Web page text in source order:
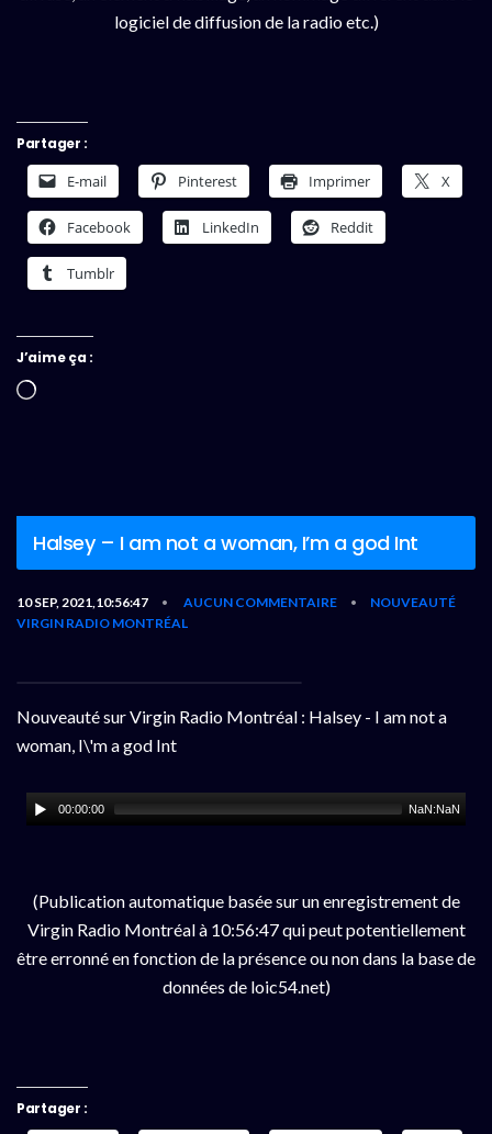
logiciel de diffusion de la radio etc.)
Partager :
E-mail Pinterest Imprimer X
Facebook LinkedIn Reddit
Tumblr
J’aime ça :
Chargement…
Halsey – I am not a woman, I’m a god Int
10 SEP, 2021,10:56:47 • AUCUN COMMENTAIRE •
NOUVEAUTÉ
VIRGIN RADIO MONTRÉAL
Nouveauté sur Virgin Radio Montréal : Halsey - I am not a
woman, I\'m a god Int
00:00:00 NaN:NaN
(Publication automatique basée sur un enregistrement de
Virgin Radio Montréal à 10:56:47 qui peut potentiellement
être erronné en fonction de la présence ou non dans la base de
données de loic54.net)
Partager :